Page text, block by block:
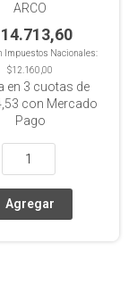
ARCO
Impuestos Nacionales:
$12.160,00
en 3 cuotas de
con Mercado
Pago